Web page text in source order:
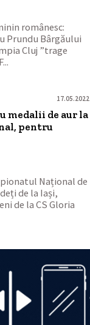
românesc:
Prundu Bârgăului
Cluj ”trage
17.05.2022
medalii de aur la
pentru
Național de
de la Iași,
de la CS Gloria